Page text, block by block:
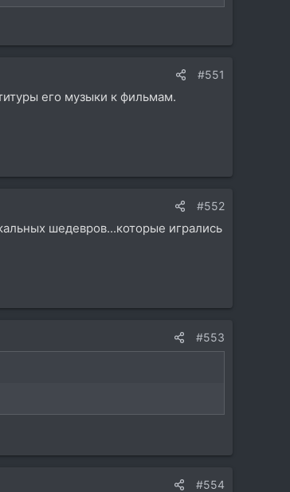
#551
его музыки к фильмам.
#552
шедевров...которые игрались
#553
#554